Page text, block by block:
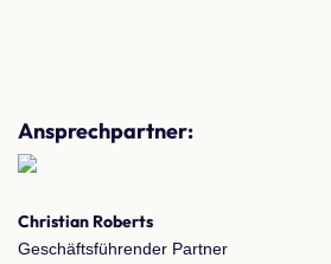
Ansprechpartner:
Christian Roberts
Geschäftsführender Partner